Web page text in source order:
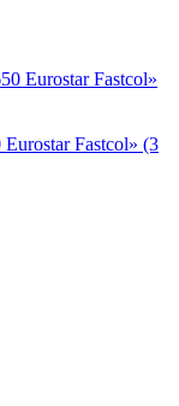
Fastcol» (3